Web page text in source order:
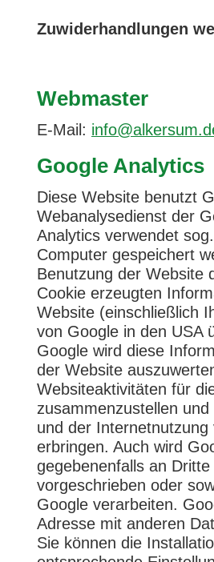
Zuwiderhandlungen
Webmaster
E-Mail:
Google Analytics
Diese Website benutzt
Webanalysedienst der
Analytics verwendet
Computer gespeichert
Benutzung der Website
Cookie erzeugten
Website (einschließlich
von Google in den USA
Google wird diese
der Website
Websiteaktivitäten für
zusammenzustellen
und der
erbringen. Auch wird
gegebenenfalls an
vorgeschrieben oder
Google verarbeiten.
Adresse mit anderen
Sie können die